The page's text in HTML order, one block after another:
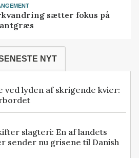
sætter fokus på
NYT
ved lyden af skrigende kvier:
slagteri: En af landets
sender nu grisene til Danish